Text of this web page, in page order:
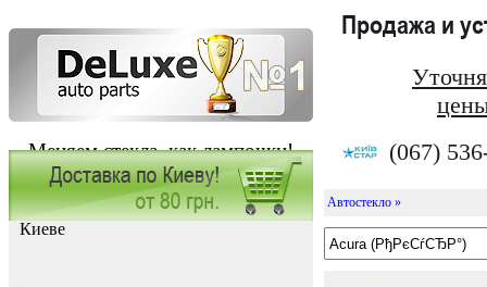
Меняем стекла, как лампочки!
Продажа и
(067)
Заказать установку автостекла в
Киеве
Автостекло »